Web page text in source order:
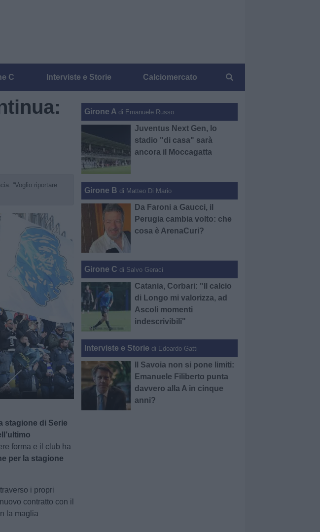
C Interviste e Storie Calciomercato
“Voglio riportare
stagione di Serie
forma e il club ha
per la stagione
i propri
contratto con il
la maglia
Girone A di Emanuele Russo
Juventus Next Gen, lo
stadio "di casa" sarà
ancora il Moccagatta
Girone B di Matteo Di Mario
Da Faroni a Gaucci, il
Perugia cambia volto: che
cosa è ArenaCuri?
Girone C di Salvo Geraci
Catania, Corbari: "Il calcio
di Longo mi valorizza, ad
Ascoli momenti
indescrivibili"
Interviste e Storie di Edoardo Gatti
Il Savoia non si pone limiti:
Emanuele Filiberto punta
davvero alla A in cinque
anni?